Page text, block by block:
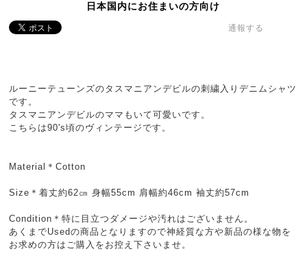
日本国内にお住まいの方向け
通報する
ルーニーテューンズのタスマニアンデビルの刺繍入りデニムシャツ
です。
タスマニアンデビルのママもいて可愛いです。
こちらは90's頃のヴィンテージです。
Material＊Cotton
Size＊着丈約62㎝ 身幅55cm 肩幅約46cm 袖丈約57cm
Condition＊特に目立つダメージや汚れはございません。
あくまでUsedの商品となりますので神経質な方や新品の様な物を
お求めの方はご購入をお控え下さいませ。